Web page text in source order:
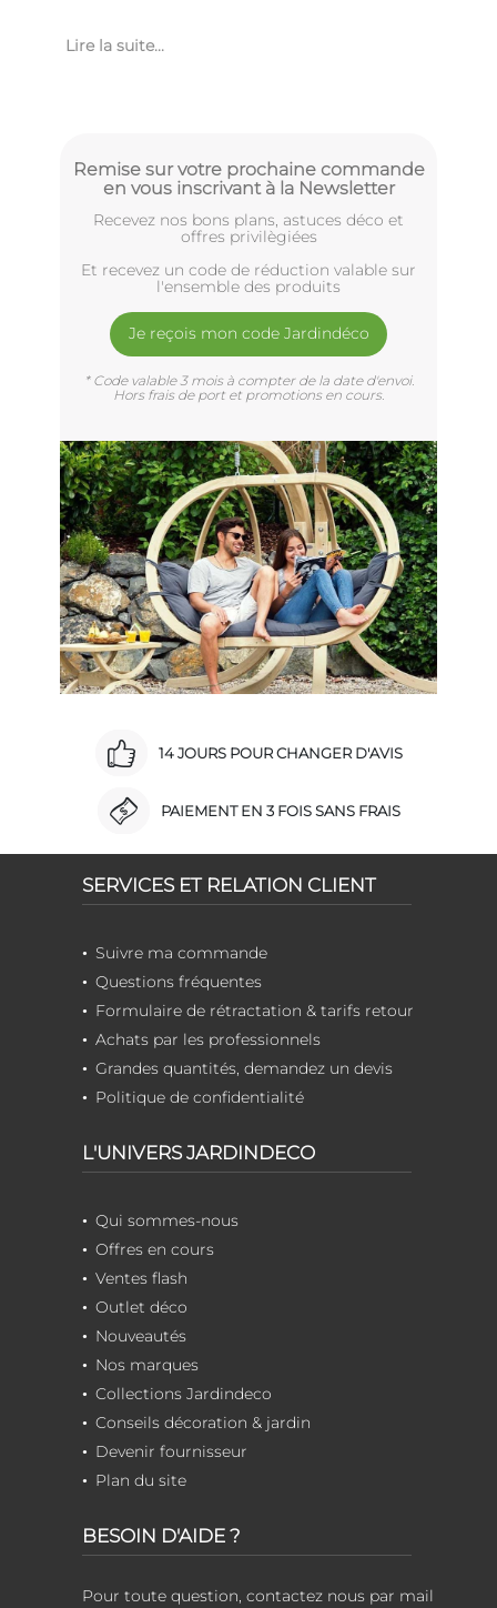
Lire la suite...
Remise sur votre prochaine commande
en vous inscrivant à la Newsletter
Recevez nos bons plans, astuces déco et
offres privilègiées
Et recevez un code de réduction valable sur
l'ensemble des produits
Je reçois mon code Jardindéco
* Code valable 3 mois à compter de la date d'envoi.
Hors frais de port et promotions en cours.
14 JOURS POUR CHANGER D'AVIS
PAIEMENT EN 3 FOIS SANS FRAIS
SERVICES ET RELATION CLIENT
Suivre ma commande
Questions fréquentes
Formulaire de rétractation & tarifs retour
Achats par les professionnels
Grandes quantités, demandez un devis
Politique de confidentialité
L'UNIVERS JARDINDECO
Qui sommes-nous
Offres en cours
Ventes flash
Outlet déco
Nouveautés
Nos marques
Collections Jardindeco
Conseils décoration & jardin
Devenir fournisseur
Plan du site
BESOIN D'AIDE ?
Pour toute question, contactez nous par mail